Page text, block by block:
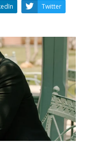
LinkedIn